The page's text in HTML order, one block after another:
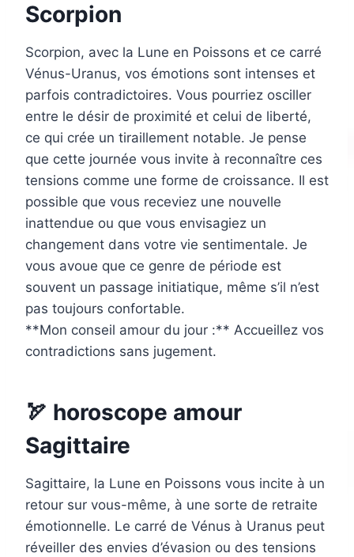
Scorpion
Scorpion, avec la Lune en Poissons et ce carré
Vénus-Uranus, vos émotions sont intenses et
parfois contradictoires. Vous pourriez osciller
entre le désir de proximité et celui de liberté,
ce qui crée un tiraillement notable. Je pense
que cette journée vous invite à reconnaître ces
tensions comme une forme de croissance. Il est
possible que vous receviez une nouvelle
inattendue ou que vous envisagiez un
changement dans votre vie sentimentale. Je
vous avoue que ce genre de période est
souvent un passage initiatique, même s’il n’est
pas toujours confortable.
**Mon conseil amour du jour :** Accueillez vos
contradictions sans jugement.
🏹 horoscope amour
Sagittaire
Sagittaire, la Lune en Poissons vous incite à un
retour sur vous-même, à une sorte de retraite
émotionnelle. Le carré de Vénus à Uranus peut
réveiller des envies d’évasion ou des tensions